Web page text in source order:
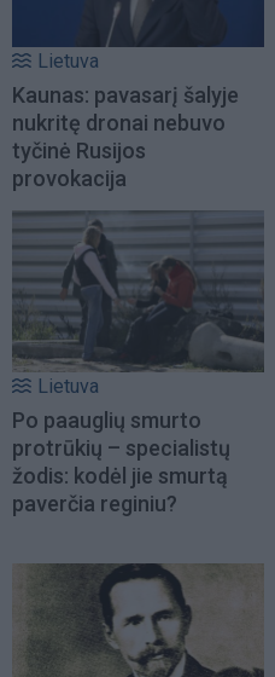
Lietuva
Kaunas: pavasarį šalyje
nukritę dronai nebuvo
tyčinė Rusijos
provokacija
Lietuva
Po paauglių smurto
protrūkių – specialistų
žodis: kodėl jie smurtą
paverčia reginiu?